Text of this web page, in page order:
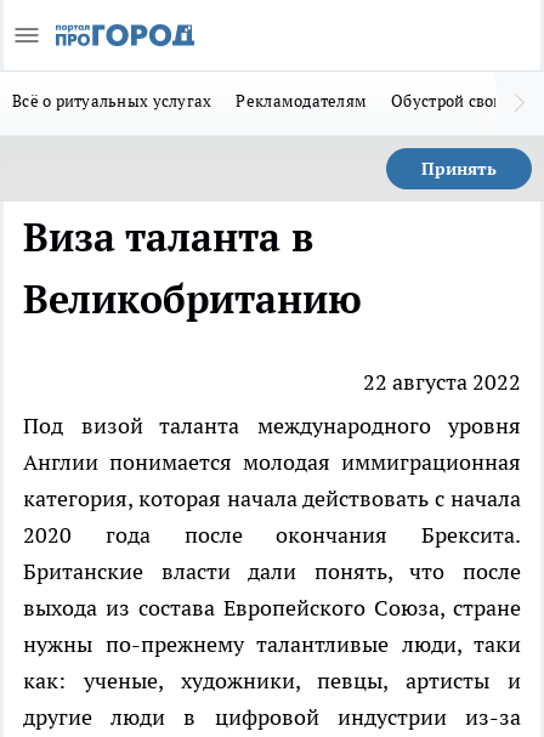
Всё о ритуальных услугах Рекламодателям Обустрой свой дом
Принять
Виза таланта в
Великобританию
22 августа 2022
Под визой таланта международного уровня
Англии понимается молодая иммиграционная
категория, которая начала действовать с начала
2020 года после окончания Брексита.
Британские власти дали понять, что после
выхода из состава Европейского Союза, стране
нужны по-прежнему талантливые люди, таки
как: ученые, художники, певцы, артисты и
другие люди в цифровой индустрии из-за